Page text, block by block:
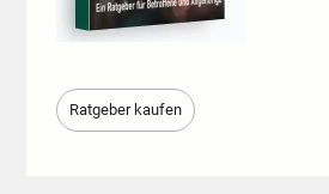
Ratgeber kaufen